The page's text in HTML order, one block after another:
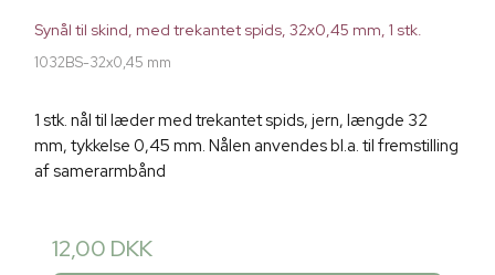
Synål til skind, med trekantet spids, 32x0,45 mm, 1 stk.
1032BS-32x0,45 mm
1 stk. nål til læder med trekantet spids, jern, længde 32
mm, tykkelse 0,45 mm. Nålen anvendes bl.a. til fremstilling
af samerarmbånd
12,00 DKK